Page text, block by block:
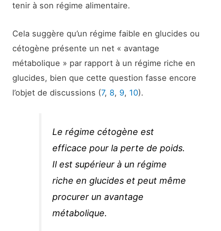
tenir à son régime alimentaire.
Cela suggère qu’un régime faible en glucides ou
cétogène présente un net « avantage
métabolique » par rapport à un régime riche en
glucides, bien que cette question fasse encore
l’objet de discussions (7, 8, 9, 10).
Le régime cétogène est
efficace pour la perte de poids.
Il est supérieur à un régime
riche en glucides et peut même
procurer un avantage
métabolique.